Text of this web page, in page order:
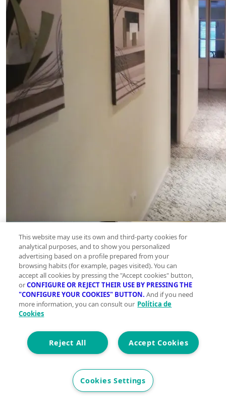
This website may use its own and third-party cookies for
analytical purposes, and to show you personalized
advertising based on a profile prepared from your
browsing habits (for example, pages visited). You can
accept all cookies by pressing the "Accept cookies" button,
orCONFIGURE OR REJECT THEIR USE BY PRESSING THE
"CONFIGURE YOUR COOKIES" BUTTON. And if you need
more information, you can consult our Política de
Cookies
Accept Cookies
Reject All
Cookies Settings